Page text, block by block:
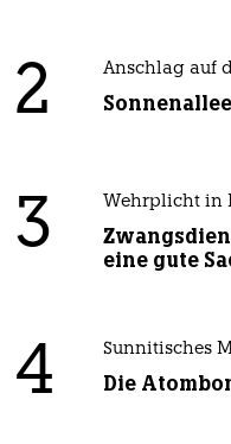
2 Anschlag auf
3 Wehrplicht in
eine gute
4 Sunnitisches
Die